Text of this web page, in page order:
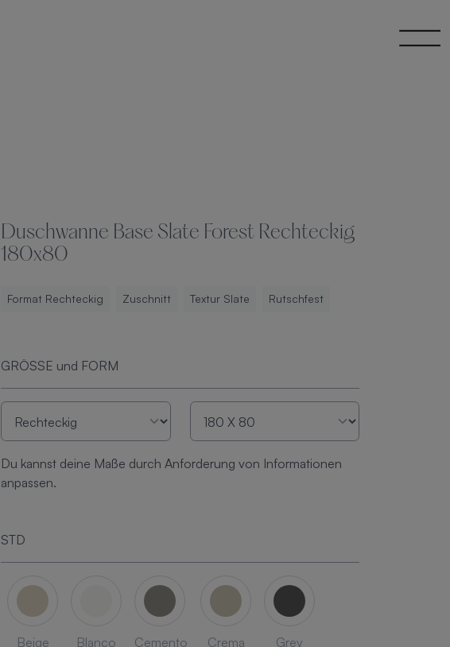
Duschwanne Base Slate Forest Rechteckig
180x80
Format Rechteckig Zuschnitt Textur Slate Rutschfest
GRÖSSE und FORM
Du kannst deine Maße durch Anforderung von Informationen
anpassen.
STD
Beige Blanco Cemento Crema Grey